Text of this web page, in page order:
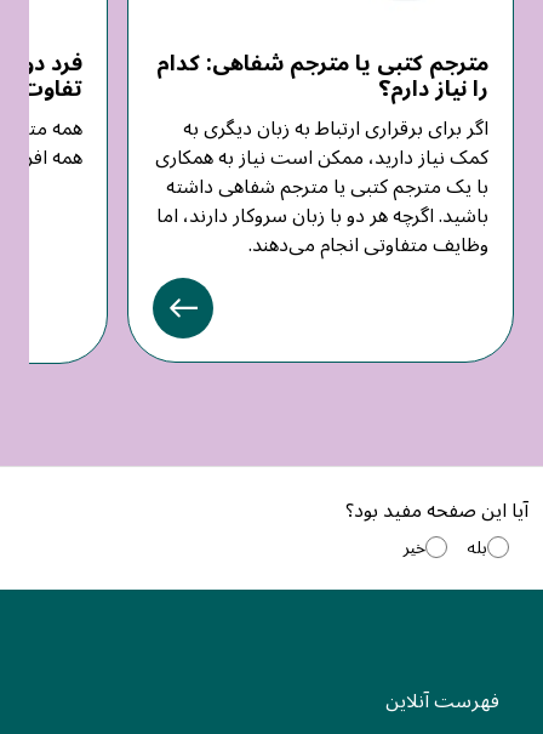
مترجم کتبی یا مترجم شفاهی: کدام
را نیاز دارم؟
اگر برای برقراری ارتباط به زبان دیگری به
کمک نیاز دارید، ممکن است نیاز به همکاری
با یک مترجم کتبی یا مترجم شفاهی داشته
باشید. اگرچه هر دو با زبان سروکار دارند، اما
وظایف متفاوتی انجام می‌دهند.
فرد
تفاوت
همه
همه افراد
آیا این صفحه مفید بود؟
بله خیر
فهرست آنلاین